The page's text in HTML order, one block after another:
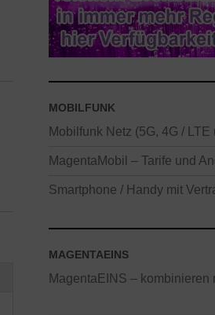
MOBILFUNK
Mobilfunk Netz (5G, 4G / LTE
MagentaMobil – Tarife und
Smartphone / Handy mit
MAGENTAEINS
MagentaEINS – kombinieren